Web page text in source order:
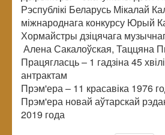
Рэспублікі Беларусь Мікалай
міжнароднага конкурсу Юрый
Хормайстры дзіцячага
Алена Сакалоўская, Таццяна
Працягласць– 1 гадзіна 45
антрактам
Прэм'ера– 11 красавіка 1976
Прэм'ера новай аўтарскай
2019 года